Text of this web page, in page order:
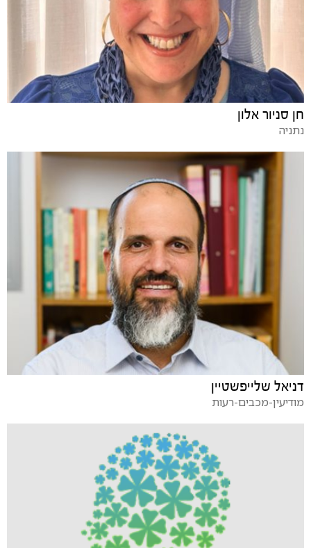
חן סניור אלון
נתניה
דניאל שלייפשטיין
מודיעין-מכבים-רעות